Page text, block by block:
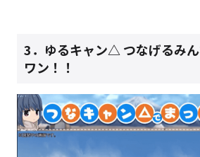
3． ゆるキャン△ つなげるみ
ワン！！